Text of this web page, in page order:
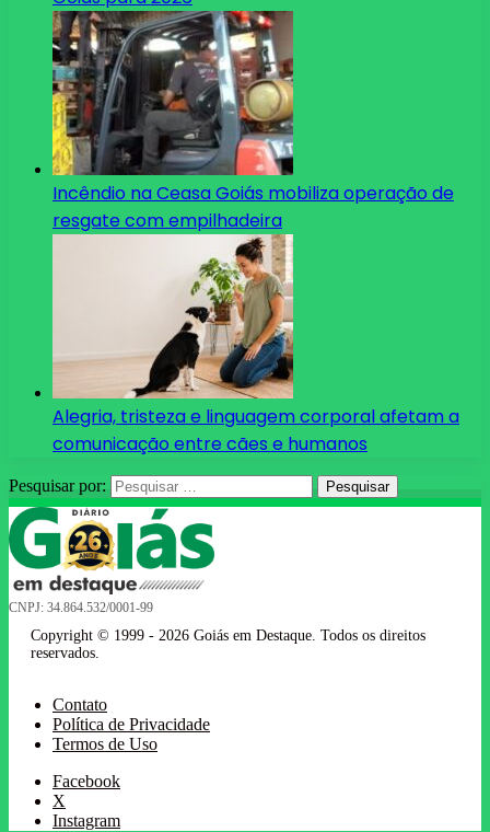
Incêndio na Ceasa Goiás mobiliza operação de
resgate com empilhadeira
Alegria, tristeza e linguagem corporal afetam a
comunicação entre cães e humanos
Pesquisar por:
CNPJ: 34.864.532/0001-99
Copyright © 1999 - 2026 Goiás em Destaque. Todos os direitos
reservados.
Contato
Política de Privacidade
Termos de Uso
Facebook
X
Instagram